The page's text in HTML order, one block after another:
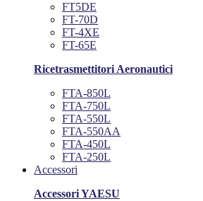
FT5DE
FT-70D
FT-4XE
FT-65E
Ricetrasmettitori Aeronautici
FTA-850L
FTA-750L
FTA-550L
FTA-550AA
FTA-450L
FTA-250L
Accessori
Accessori YAESU